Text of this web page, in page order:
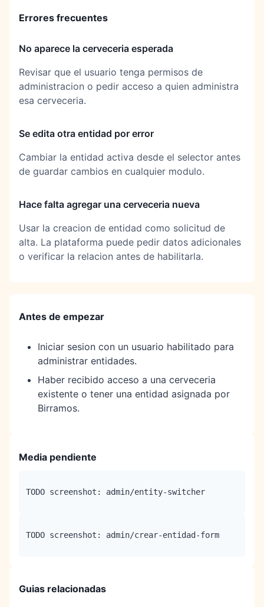
Errores frecuentes
No aparece la cerveceria esperada
Revisar que el usuario tenga permisos de
administracion o pedir acceso a quien administra
esa cerveceria.
Se edita otra entidad por error
Cambiar la entidad activa desde el selector antes
de guardar cambios en cualquier modulo.
Hace falta agregar una cerveceria nueva
Usar la creacion de entidad como solicitud de
alta. La plataforma puede pedir datos adicionales
o verificar la relacion antes de habilitarla.
Antes de empezar
Iniciar sesion con un usuario habilitado para
administrar entidades.
Haber recibido acceso a una cerveceria
existente o tener una entidad asignada por
Birramos.
Media pendiente
TODO screenshot: admin/entity-switcher
TODO screenshot: admin/crear-entidad-form
Guias relacionadas